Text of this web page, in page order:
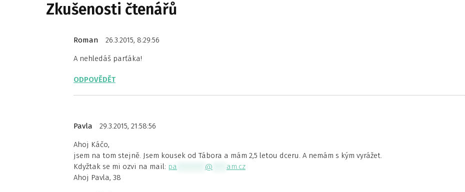
Zkušenosti čtenářů
Roman 26.3.2015, 8:29:56
A nehledáš parťáka!
ODPOVĚDĚT
Pavla 29.3.2015, 21:58:56
Ahoj Káčo,
jsem na tom stejně. Jsem kousek od Tábora a mám 2,5 letou dceru. A nemám s kým vyrážet.
Kdyžtak se mi ozvi na mail: pa @
am.cz
Ahoj Pavla, 38